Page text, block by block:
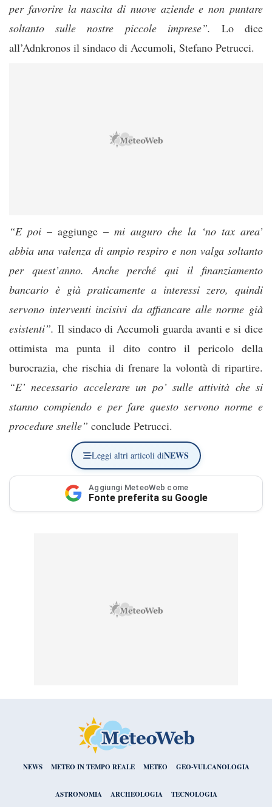
per favorire la nascita di nuove aziende e non puntare
soltanto sulle nostre piccole imprese”. Lo dice
all’Adnkronos il sindaco di Accumoli, Stefano Petrucci.
“E poi – aggiunge – mi auguro che la ‘no tax area’
abbia una valenza di ampio respiro e non valga soltanto
per quest’anno. Anche perché qui il finanziamento
bancario è già praticamente a interessi zero, quindi
servono interventi incisivi da affiancare alle norme già
esistenti”. Il sindaco di Accumoli guarda avanti e si dice
ottimista ma punta il dito contro il pericolo della
burocrazia, che rischia di frenare la volontà di ripartire.
“E’ necessario accelerare un po’ sulle attività che si
stanno compiendo e per fare questo servono norme e
procedure snelle” conclude Petrucci.
Leggi altri articoli diNEWS
Aggiungi MeteoWeb come
Fonte preferita su Google
NEWS METEO IN TEMPO REALE METEO GEO-VULCANOLOGIA
ASTRONOMIA ARCHEOLOGIA TECNOLOGIA